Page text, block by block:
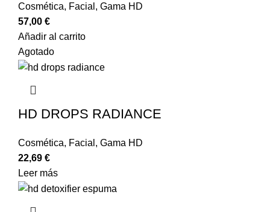
Cosmética, Facial , Gama HD
57,00 €
Añadir al carrito
Agotado
HD DROPS RADIANCE
Cosmética, Facial , Gama HD
22,69 €
Leer más